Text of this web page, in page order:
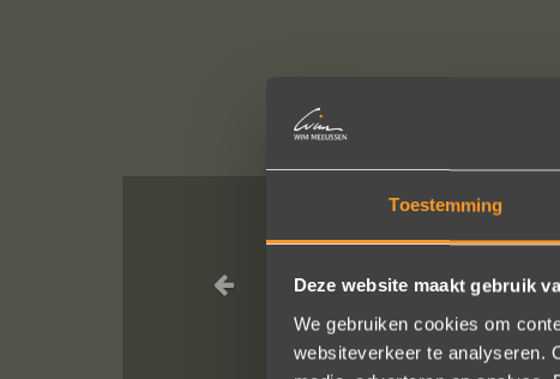
Toestemming
Deze website maakt gebruik
We gebruiken cookies om
websiteverkeer te analyseren.
Sieraden
Ik dank het hele